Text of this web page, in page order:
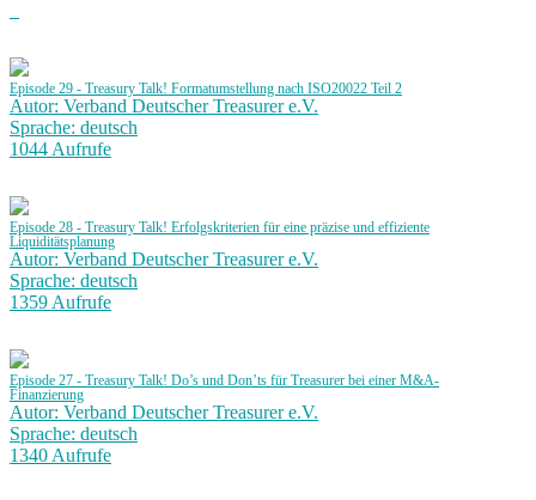
Episode 29 - Treasury Talk! Formatumstellung nach ISO20022 Teil 2
Autor: Verband Deutscher Treasurer e.V.
Sprache: deutsch
1044 Aufrufe
Episode 28 - Treasury Talk! Erfolgskriterien für eine präzise und effiziente
Liquiditätsplanung
Autor: Verband Deutscher Treasurer e.V.
Sprache: deutsch
1359 Aufrufe
Episode 27 - Treasury Talk! Do’s und Don’ts für Treasurer bei einer M&A-
Finanzierung
Autor: Verband Deutscher Treasurer e.V.
Sprache: deutsch
1340 Aufrufe